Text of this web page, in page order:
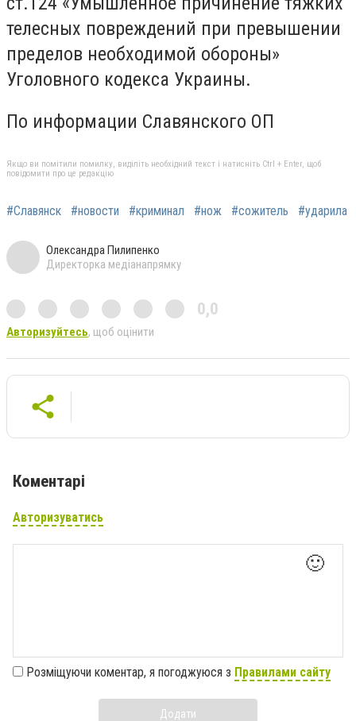
телесных повреждений при превышении
пределов необходимой обороны»
Уголовного кодекса Украины.
По информации Славянского ОП
Якщо ви помітили помилку, виділіть необхідний текст і натисніть Ctrl + Enter, щоб
повідомити про це редакцію
#Славянск #новости #криминал #нож #сожитель #ударила
Олександра Пилипенко
Директорка медіанапрямку
0,0
Авторизуйтесь, щоб оцінити
Коментарі
Авторизуватись
🙂
Розміщуючи коментар, я погоджуюся з Правилами сайту
Додати